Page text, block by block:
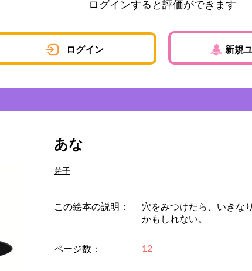
ログインすると評価ができます
ログイン 新規
あな
芽子
この絵本の説明：
穴をみつけたら、いきな
かもしれない。
ページ数： 12